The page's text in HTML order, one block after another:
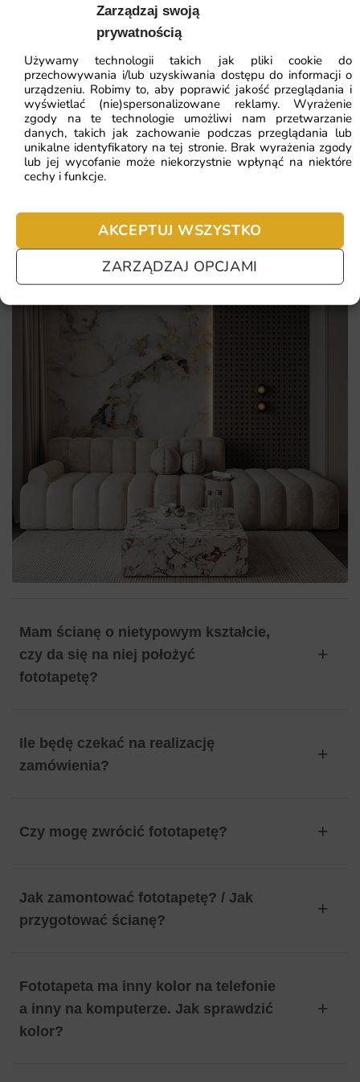
Zarządzaj swoją
prywatnością
Używamy technologii takich jak pliki cookie do
przechowywania i/lub uzyskiwania dostępu do informacji o
urządzeniu. Robimy to, aby poprawić jakość przeglądania i
wyświetlać (nie)spersonalizowane reklamy. Wyrażenie
zgody na te technologie umożliwi nam przetwarzanie
danych, takich jak zachowanie podczas przeglądania lub
unikalne identyfikatory na tej stronie. Brak wyrażenia zgody
lub jej wycofanie może niekorzystnie wpłynąć na niektóre
cechy i funkcje.
AKCEPTUJ WSZYSTKO
ZARZĄDZAJ OPCJAMI
Wysoka rozdzielczość druku i nasycone, trwałe kolory
odporne na blaknięcie
Indywidualne dopasowanie wymiarów do Twojej ściany
bez dodatkowych dopłat
Bezpieczne, ekologiczne materiały przyjazne dla
domowników i alergików
Najniższa cena z 30 dni: 41.93
ZOBACZ WSZYSTKIE
Najczęściej zadawane pytania
Pomagamy i doradzamy przy każdym zakupie. Ale jeżeli
nie chcesz czekać – sprawdź najczęściej zadawane pytania.
Mam ścianę o nietypowym kształcie,
czy da się na niej położyć
fototapetę?
Ile będę czekać na realizację
zamówienia?
Czy mogę zwrócić fototapetę?
Jak zamontować fototapetę? / Jak
przygotować ścianę?
Fototapeta ma inny kolor na telefonie
a inny na komputerze. Jak sprawdzić
kolor?